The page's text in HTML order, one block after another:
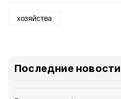
хозяйства
Последние новости